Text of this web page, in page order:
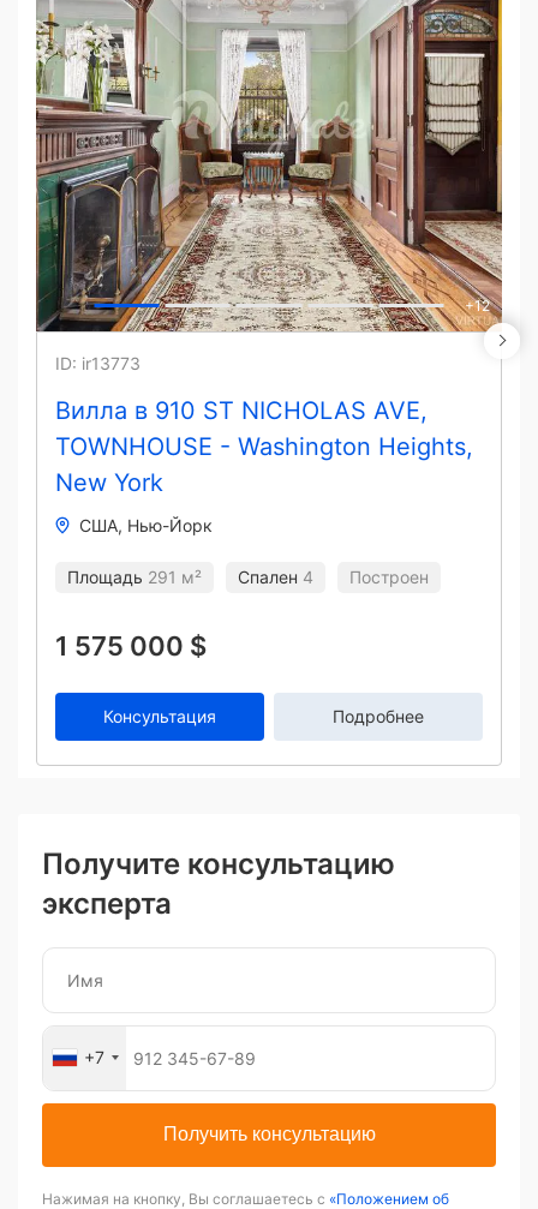
+12
Вилла в 910 ST NICHOLAS AVE,
TOWNHOUSE - Washington Heights,
New York
ID: ir13773
США Нью-Йорк
Площадь 291 м² Спален 4 Построен
1 575 000 $
Консультация Подробнее
Получите консультацию
эксперта
+7
Получить консультацию
Нажимая на кнопку, Вы соглашаетесь с «Положением об